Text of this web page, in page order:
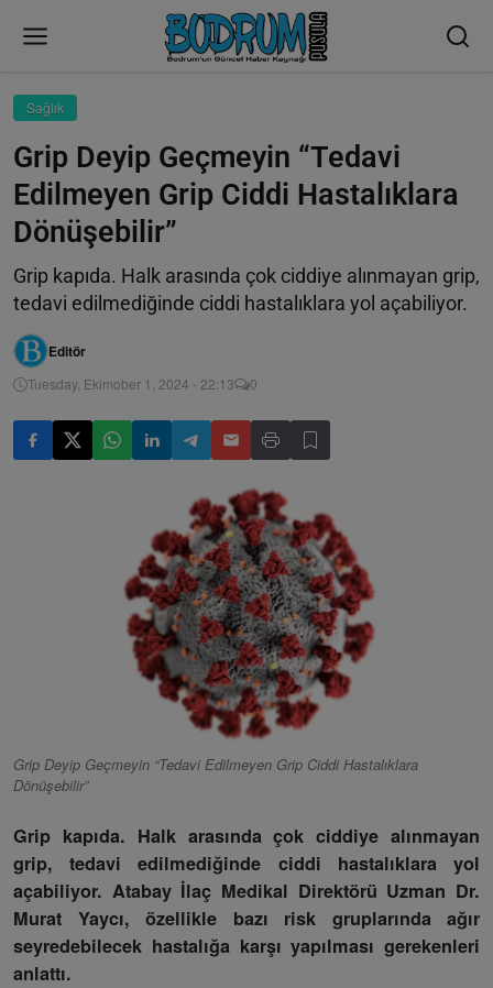
Sağlık
Grip Deyip Geçmeyin “Tedavi
Edilmeyen Grip Ciddi Hastalıklara
Dönüşebilir”
Grip kapıda. Halk arasında çok ciddiye alınmayan grip,
tedavi edilmediğinde ciddi hastalıklara yol açabiliyor.
Editör
Tuesday, Ekimober 1, 2024 - 22:13 0
Grip Deyip Geçmeyin “Tedavi Edilmeyen Grip Ciddi Hastalıklara
Dönüşebilir”
Grip kapıda. Halk arasında çok ciddiye alınmayan
grip, tedavi edilmediğinde ciddi hastalıklara yol
açabiliyor. Atabay İlaç Medikal Direktörü Uzman Dr.
Murat Yaycı, özellikle bazı risk gruplarında ağır
seyredebilecek hastalığa karşı yapılması gerekenleri
anlattı.